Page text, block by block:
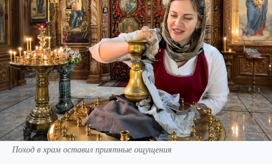
Поход в храм оставил приятные ощущения